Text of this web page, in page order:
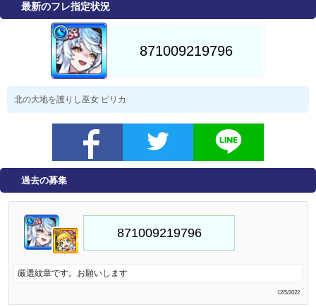
最新のフレ指定状況
北の大地を護りし巫女 ピリカ
過去の募集
厳選紋章です。お願いします
12/5/2022